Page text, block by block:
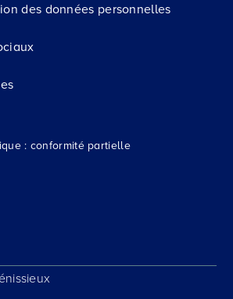
des données personnelles
: conformité partielle